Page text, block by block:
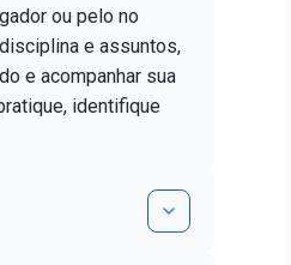
ou pelo no
e assuntos,
e acompanhar sua
identifique